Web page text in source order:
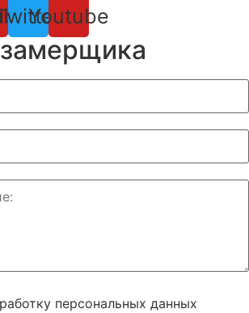
Youtube
персональных данных